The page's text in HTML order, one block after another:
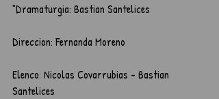
"Dramaturgia: Bastian Santelices
Direccion: Fernanda Moreno
Elenco: Nicolas Covarrubias - Bastian
Santelices